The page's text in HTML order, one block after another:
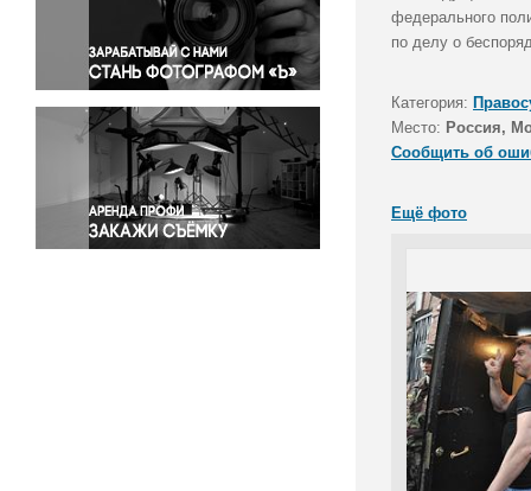
Правосудие
Происшествия и конфликты
Религия
Светская жизнь
Спорт
Экология
Экономика и бизнес
федерального
по делу о
Категория:
Место: Россия,
Сообщить об
Ещё фото